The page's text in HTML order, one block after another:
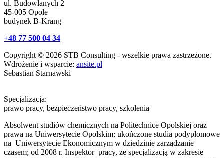
ul. Budowlanych 2
45-005 Opole
budynek B-Krang
+48 77 500 04 34
Copyright © 2026 STB Consulting - wszelkie prawa zastrzeżone.
Wdrożenie i wsparcie: ansite.pl
Sebastian Starnawski
Specjalizacja:
prawo pracy, bezpieczeństwo pracy, szkolenia
Absolwent studiów chemicznych na Politechnice Opolskiej oraz
prawa na Uniwersytecie Opolskim; ukończone studia podyplomowe
na Uniwersytecie Ekonomicznym w dziedzinie zarządzanie
czasem; od 2008 r. Inspektor pracy, ze specjalizacją w zakresie